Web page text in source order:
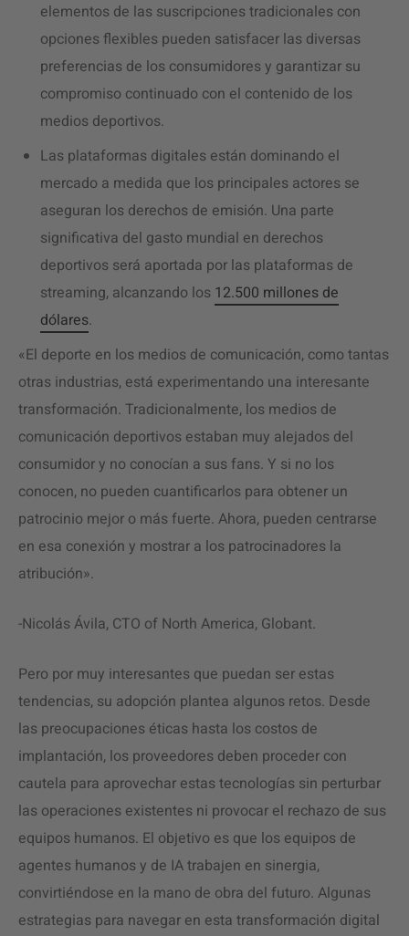
elementos de las suscripciones tradicionales con
opciones flexibles pueden satisfacer las diversas
preferencias de los consumidores y garantizar su
compromiso continuado con el contenido de los
medios deportivos.
Las plataformas digitales están dominando el
mercado a medida que los principales actores se
aseguran los derechos de emisión. Una parte
significativa del gasto mundial en derechos
deportivos será aportada por las plataformas de
streaming, alcanzando los 12.500 millones de
dólares.
«El deporte en los medios de comunicación, como tantas
otras industrias, está experimentando una interesante
transformación. Tradicionalmente, los medios de
comunicación deportivos estaban muy alejados del
consumidor y no conocían a sus fans. Y si no los
conocen, no pueden cuantificarlos para obtener un
patrocinio mejor o más fuerte. Ahora, pueden centrarse
en esa conexión y mostrar a los patrocinadores la
atribución».
-Nicolás Ávila, CTO of North America, Globant.
Pero por muy interesantes que puedan ser estas
tendencias, su adopción plantea algunos retos. Desde
las preocupaciones éticas hasta los costos de
implantación, los proveedores deben proceder con
cautela para aprovechar estas tecnologías sin perturbar
las operaciones existentes ni provocar el rechazo de sus
equipos humanos. El objetivo es que los equipos de
agentes humanos y de IA trabajen en sinergia,
convirtiéndose en la mano de obra del futuro. Algunas
estrategias para navegar en esta transformación digital